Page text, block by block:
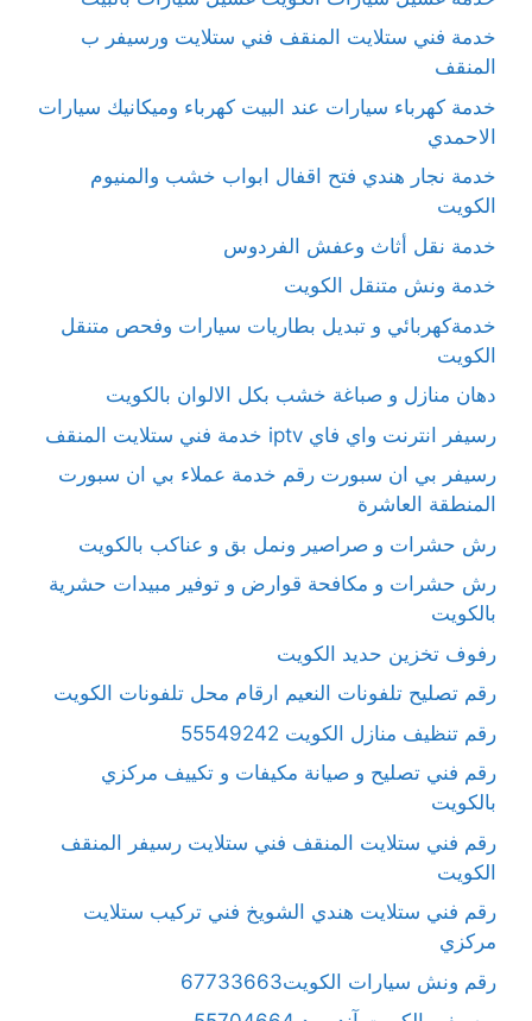
خدمة فني ستلايت المنقف فني ستلايت ورسيفر ب
المنقف
خدمة كهرباء سيارات عند البيت كهرباء وميكانيك سيارات
الاحمدي
خدمة نجار هندي فتح اقفال ابواب خشب والمنيوم
الكويت
خدمة نقل أثاث وعفش الفردوس
خدمة ونش متنقل الكويت
خدمةكهربائي و تبديل بطاريات سيارات وفحص متنقل
الكويت
دهان منازل و صباغة خشب بكل الالوان بالكويت
رسيفر انترنت واي فاي iptv خدمة فني ستلايت المنقف
رسيفر بي ان سبورت رقم خدمة عملاء بي ان سبورت
المنطقة العاشرة
رش حشرات و صراصير ونمل بق و عناكب بالكويت
رش حشرات و مكافحة قوارض و توفير مبيدات حشرية
بالكويت
رفوف تخزين حديد الكويت
رقم تصليح تلفونات النعيم ارقام محل تلفونات الكويت
رقم تنظيف منازل الكويت 55549242
رقم فني تصليح و صيانة مكيفات و تكييف مركزي
بالكويت
رقم فني ستلايت المنقف فني ستلايت رسيفر المنقف
الكويت
رقم فني ستلايت هندي الشويخ فني تركيب ستلايت
مركزي
رقم ونش سيارات الكويت67733663